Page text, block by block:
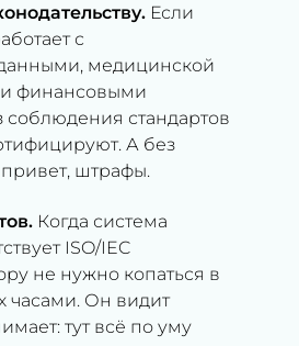
Если
с
медицинской
финансовыми
соблюдения стандартов
А без
штрафы.
Когда система
ISO/IEC
не нужно копаться в
часами. Он видит
тут всё по уму